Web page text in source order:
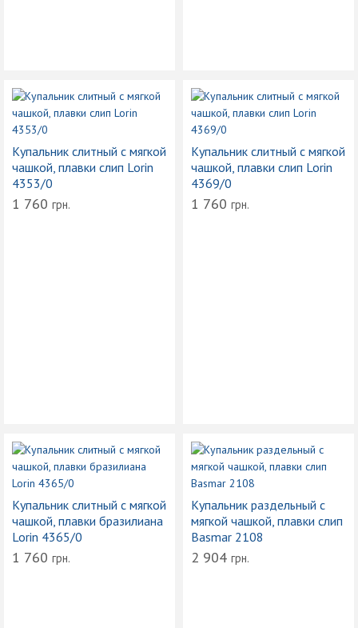
Купальник слитный с мягкой
чашкой, плавки слип Lorin
4353/0
1 760 грн.
Купальник слитный с мягкой
чашкой, плавки слип Lorin
4369/0
1 760 грн.
Купальник слитный с мягкой
чашкой, плавки бразилиана
Lorin 4365/0
1 760 грн.
Купальник раздельный с
мягкой чашкой, плавки слип
Basmar 2108
2 904 грн.